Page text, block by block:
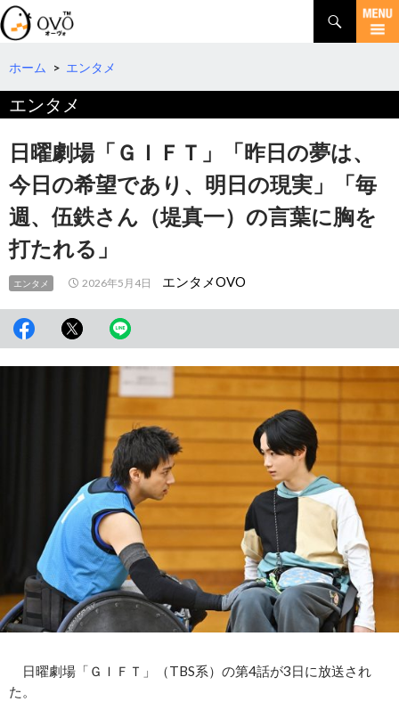
検
索
コ
テ
へ
ホーム > エンタメ
エンタメ
日曜劇場「ＧＩＦＴ」「昨日の夢は、
今日の希望であり、明日の現実」「毎
週、伍鉄さん（堤真一）の言葉に胸を
打たれる」
エンタメ 2026年5月4日 エンタメOVO
日曜劇場「ＧＩＦＴ」（TBS系）の第4話が3日に放送され
た。